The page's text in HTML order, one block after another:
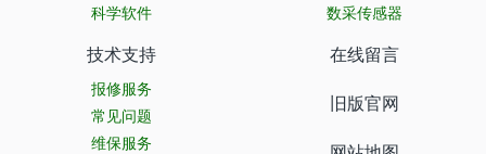
科学软件
数采传感器
技术支持
报修服务
常见问题
维保服务
在线留言
旧版官网